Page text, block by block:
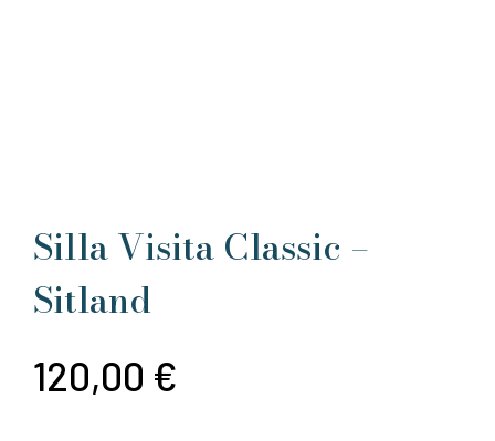
Silla Visita Classic –
Sitland
120,00 €